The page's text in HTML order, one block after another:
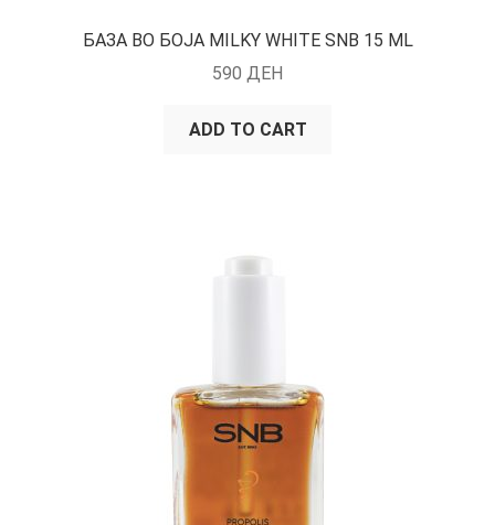
БАЗА ВО БОЈА MILKY WHITE SNB 15 ML
590 ДЕН
ADD TO CART